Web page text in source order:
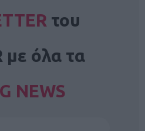
του
με όλα τα
NEWS